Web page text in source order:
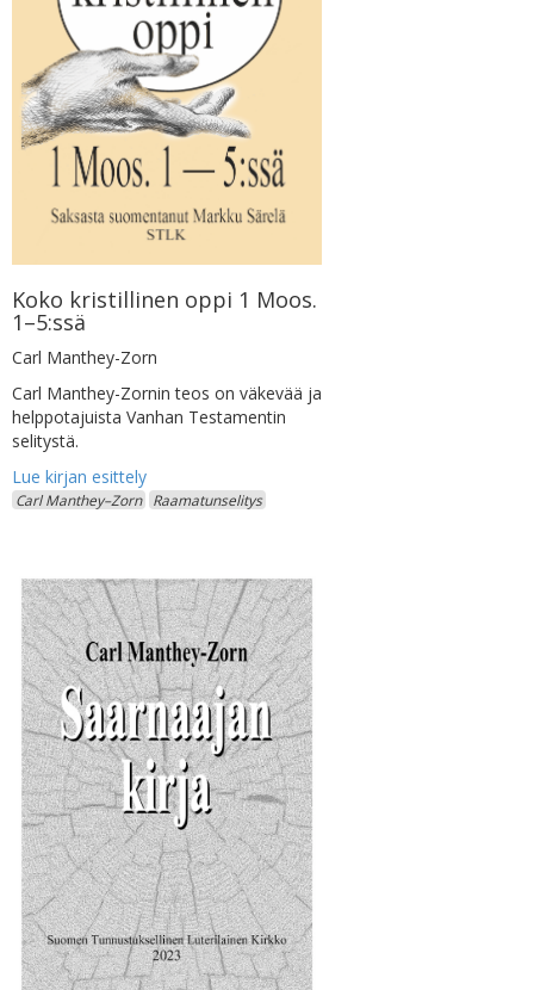
Koko kristillinen oppi 1 Moos.
1–5:ssä
Carl Manthey-Zorn
Carl Manthey-Zornin teos on väkevää ja
helppotajuista Vanhan Testamentin
selitystä.
Carl Manthey–Zorn Raamatunselitys